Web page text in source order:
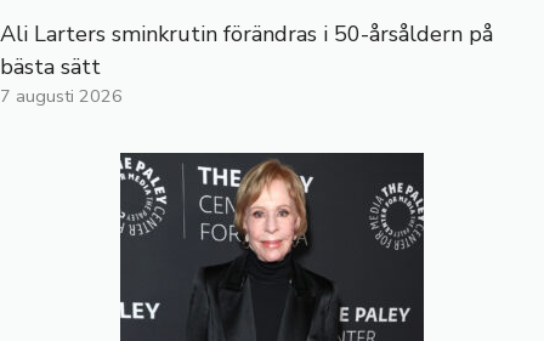
Ali Larters sminkrutin förändras i 50-årsåldern på
bästa sätt
7 augusti 2026